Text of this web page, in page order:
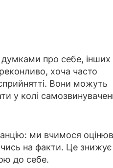
про себе, інших
хоча часто
Вони можуть
у колі
ми вчимося
на факти. Це знижує
до себе.